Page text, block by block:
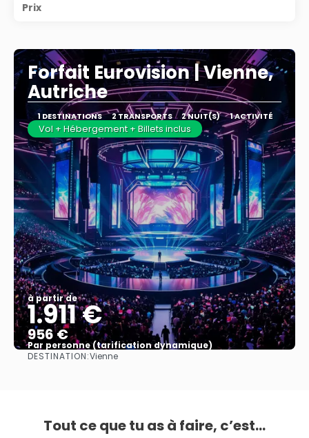
Prix
Forfait Eurovision | Vienne,
Autriche
1 DESTINATIONS 2 TRANSPORTS 2 NUIT(S) 1 ACTIVITÉ
Vol + Hébergement + Billets inclus
à partir de
1.911 €
956 €
Par personne (tarification dynamique)
DESTINATION:Vienne
Tout ce que tu as à faire, c’est...